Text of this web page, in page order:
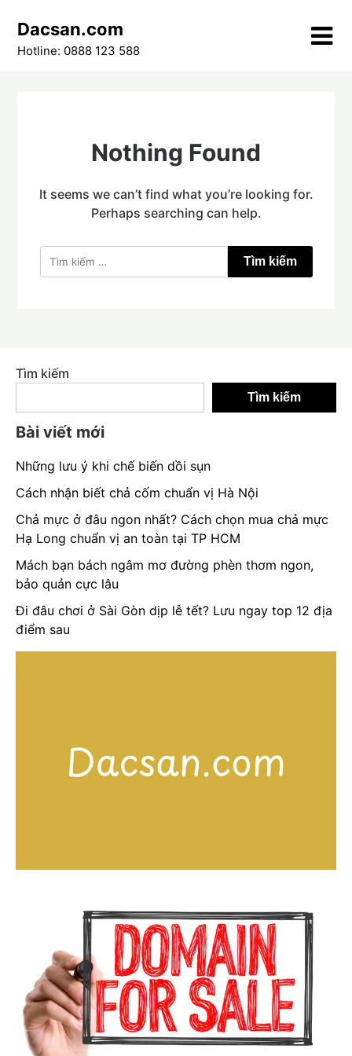
content
Dacsan.com
Hotline: 0888 123 588
Nothing Found
It seems we can’t find what you’re looking for.
Perhaps searching can help.
Tìm
kiếm
Tìm kiếm
Tìm kiếm
Bài viết mới
Những lưu ý khi chế biến dồi sụn
Cách nhận biết chả cốm chuẩn vị Hà Nội
Chả mực ở đâu ngon nhất? Cách chọn mua chả mực
Hạ Long chuẩn vị an toàn tại TP HCM
Mách bạn bách ngâm mơ đường phèn thơm ngon,
bảo quản cực lâu
Đi đâu chơi ở Sài Gòn dịp lễ tết? Lưu ngay top 12 địa
điểm sau